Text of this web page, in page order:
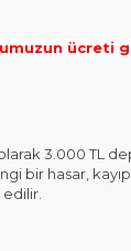
ücreti
3.000 TL
bir hasar,